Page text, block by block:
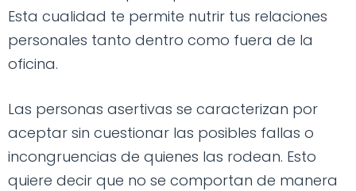
Esta cualidad te permite nutrir tus relaciones
personales tanto dentro como fuera de la
oficina.
Las personas asertivas se caracterizan por
aceptar sin cuestionar las posibles fallas o
incongruencias de quienes las rodean. Esto
quiere decir que no se comportan de manera